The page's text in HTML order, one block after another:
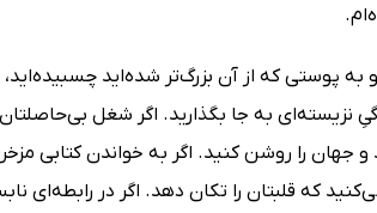
به پوستی که از آن بزرگ‌تر شده‌اید
نزیسته‌ای به‌ جا بگذارید. اگر شغل
را روشن کنید. اگر به خواندن کتابی
که قلبتان را تکان دهد. اگر در رابطه‌ا‌ی